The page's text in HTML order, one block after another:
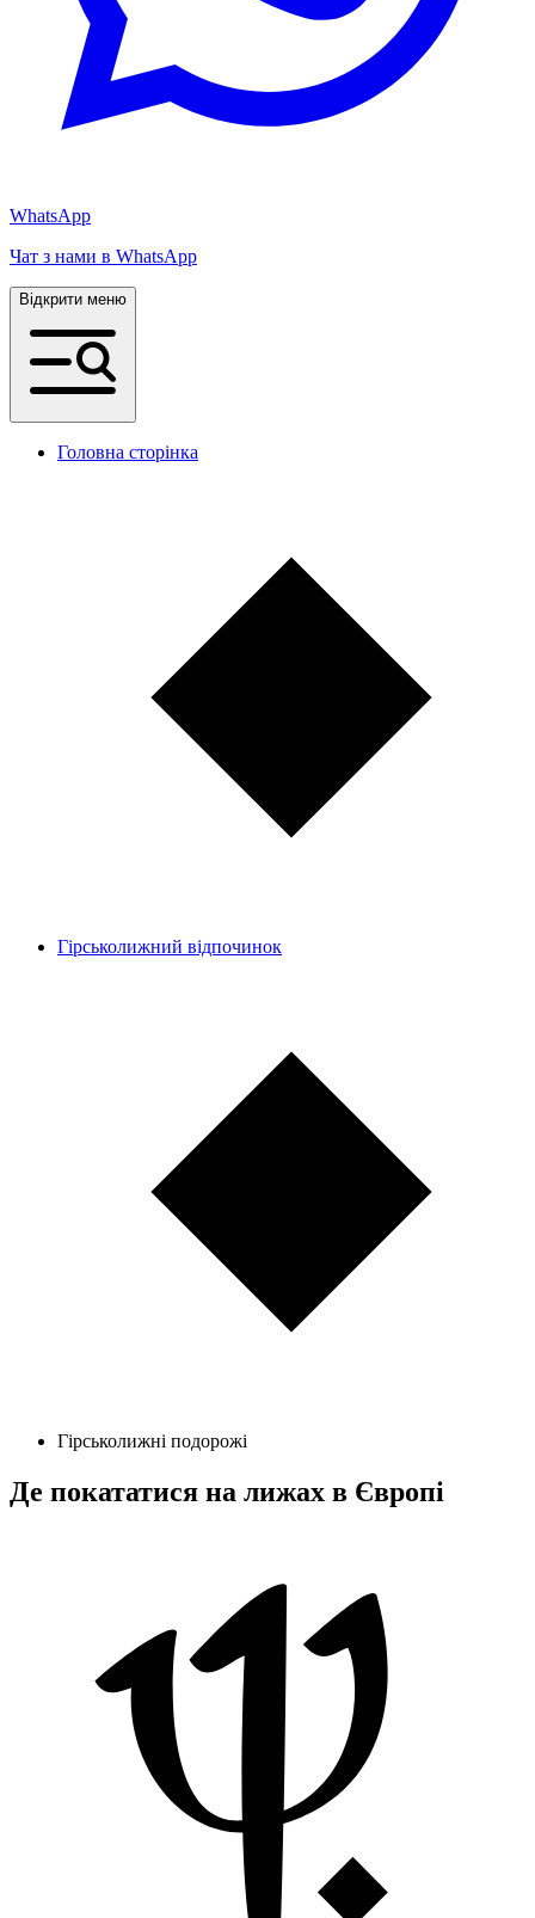
WhatsApp
Чат з нами в WhatsApp
Відкрити меню
Головна сторінка
Гірськолижний відпочинок
Гірськолижні подорожі
Де покататися на лижах в Європі